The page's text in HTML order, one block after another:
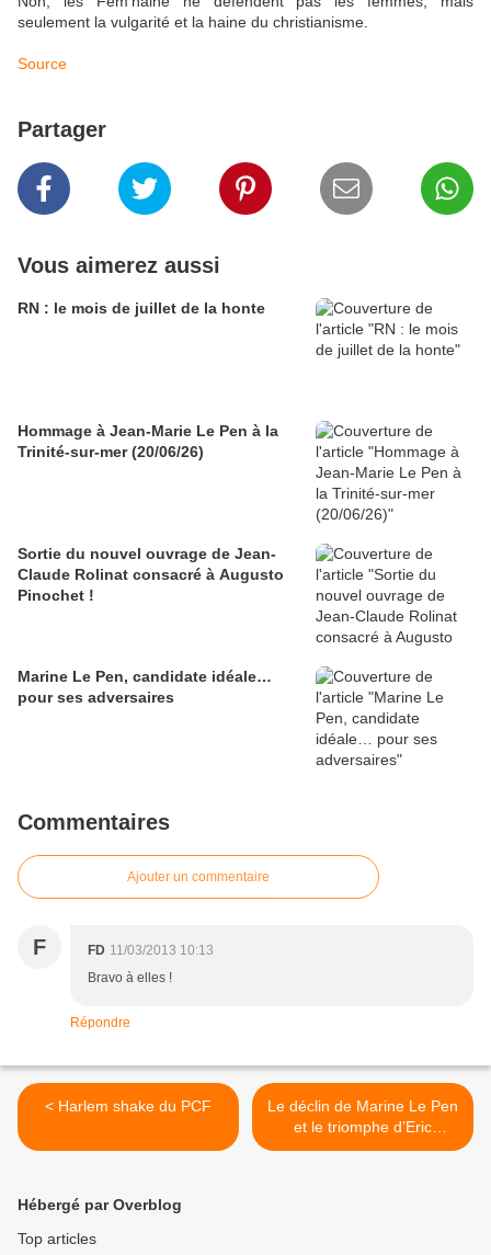
seulement la vulgarité et la haine du christianisme.
Source
Partager
Vous aimerez aussi
RN : le mois de juillet de la honte
Hommage à Jean-Marie Le Pen à la
Trinité-sur-mer (20/06/26)
Sortie du nouvel ouvrage de Jean-
Claude Rolinat consacré à Augusto
Pinochet !
Marine Le Pen, candidate idéale…
pour ses adversaires
Commentaires
Ajouter un commentaire
F FD 11/03/2013 10:13
Bravo à elles !
Répondre
< Harlem shake du PCF
Le déclin de Marine Le Pen
et le triomphe d’Eric
Zemmour (par Nicolas
Hébergé par Overblog
Top articles